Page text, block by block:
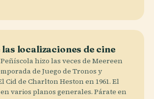
localizaciones de cine
hizo las veces de Meereen
de Juego de Tronos y
Cid de Charlton Heston en 1961. El
varios planos generales. Párate en